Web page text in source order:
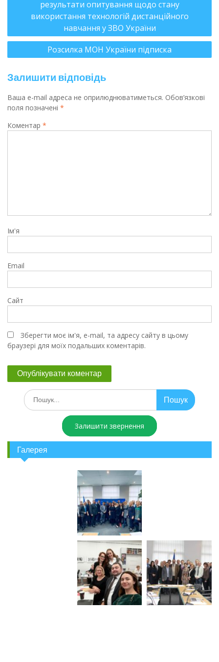
результати опитування щодо стану
використання технологій дистанційного
навчання у ЗВО України
Розсилка МОН України підписка
Залишити відповідь
Ваша e-mail адреса не оприлюднюватиметься. Обов’язкові
поля позначені *
Коментар *
Ім'я
Email
Сайт
Зберегти моє ім'я, e-mail, та адресу сайту в цьому
браузері для моїх подальших коментарів.
Залишити звернення
Галерея